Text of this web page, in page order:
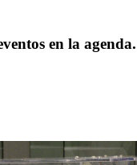
en la agenda.